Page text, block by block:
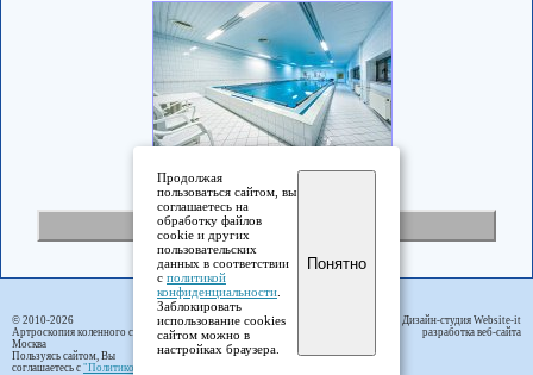
Полная версия
Дизайн-студия Website-it
разработка веб-сайта
© 2010-2026
Артроскопия коленного сустава
Москва
Пользуясь сайтом, Вы
соглашаетесь с "Политикой
Продолжая
пользоваться сайтом, вы
соглашаетесь на
обработку файлов
cookie и других
пользовательских
данных в соответствии
с политикой
конфиденциальности
Заблокировать
использование cookies
сайтом можно в
настройках браузера.
Понятно